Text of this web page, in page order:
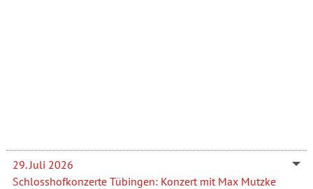
29. Juli 2026
Schlosshofkonzerte Tübingen: Konzert mit Max Mutzke